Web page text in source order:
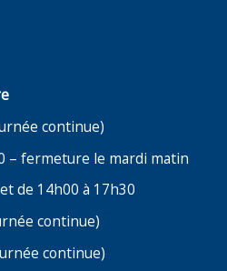
continue)
– fermeture le mardi matin
de 14h00 à 17h30
continue)
continue)